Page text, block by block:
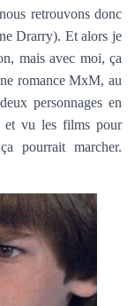
retrouvons donc
Drarry). Et alors je
mais avec moi, ça
romance MxM, au
personnages en
et vu les films pour
pourrait marcher.